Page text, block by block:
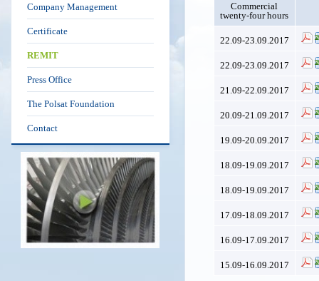
Company Management
Certificate
REMIT
Press Office
The Polsat Foundation
Contact
Commercial
twenty-four hours
22.09-23.09.2017
22.09-23.09.2017
21.09-22.09.2017
20.09-21.09.2017
19.09-20.09.2017
18.09-19.09.2017
18.09-19.09.2017
17.09-18.09.2017
16.09-17.09.2017
15.09-16.09.2017